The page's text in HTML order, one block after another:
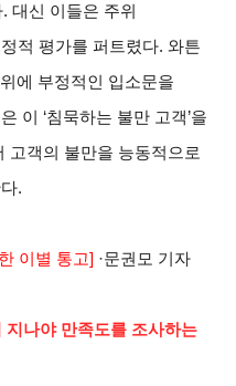
.대신 이들은 주위
적 평가를 퍼트렸다.와튼
에 부정적인 입소문을
이 ‘침묵하는 불만 고객’을
고객의 불만을 능동적으로
.
이별 통고] ·문권모 기자
지나야 만족도를 조사하는